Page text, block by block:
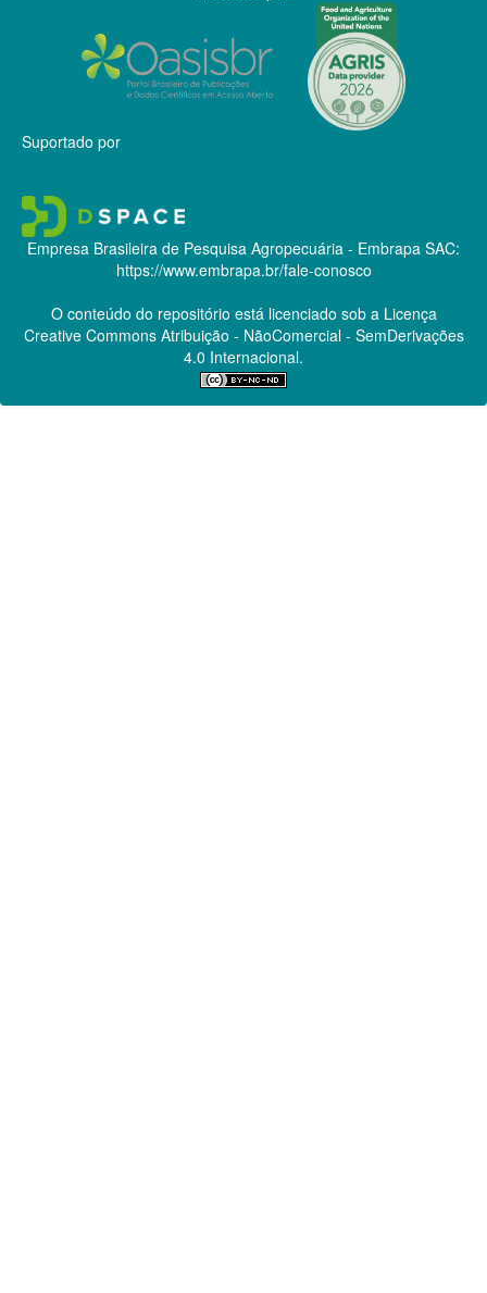
Suportado por
Empresa Brasileira de Pesquisa Agropecuária - Embrapa SAC:
https://www.embrapa.br/fale-conosco
O conteúdo do repositório está licenciado sob a Licença
Creative CommonsAtribuição - NãoComercial - SemDerivações
4.0 Internacional.